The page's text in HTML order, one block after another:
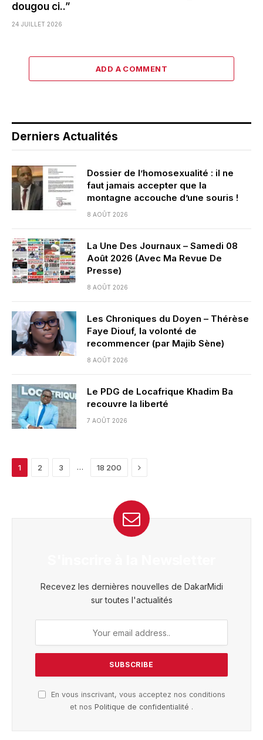
dougou ci..”
24 JUILLET 2026
ADD A COMMENT
Derniers Actualités
Dossier de l’homosexualité : il ne
faut jamais accepter que la
montagne accouche d’une souris !
8 AOÛT 2026
La Une Des Journaux – Samedi 08
Août 2026 (Avec Ma Revue De
Presse)
8 AOÛT 2026
Les Chroniques du Doyen – Thérèse
Faye Diouf, la volonté de
recommencer (par Majib Sène)
8 AOÛT 2026
Le PDG de Locafrique Khadim Ba
recouvre la liberté
7 AOÛT 2026
1 2 3 … 18 200 Next
Recevez les dernières nouvelles de DakarMidi
sur toutes l'actualités
En vous inscrivant, vous acceptez nos conditions
et nos Politique de confidentialité .